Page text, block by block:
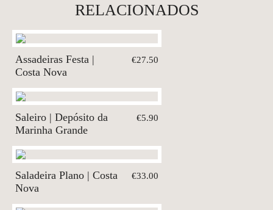
RELACIONADOS
Assadeiras Festa |
Costa Nova
€27.50
Saleiro | Depósito da
Marinha Grande
€5.90
Saladeira Plano | Costa
Nova
€33.00